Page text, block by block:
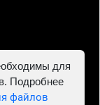
для
Подробнее
файлов